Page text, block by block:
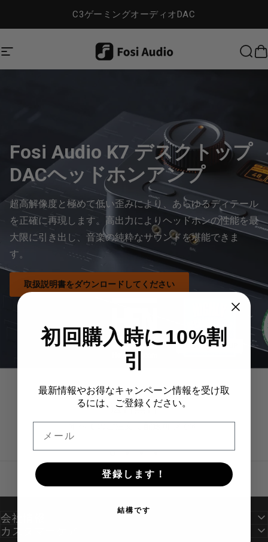
C3ゲーミングオーディオDAC
サイトナビゲーションDig Audio 検索
Fosi Audio K7 デスクトップ
DACヘッドホンアンプ
超高解像度と極めて低い歪みにより、あらゆるディテール
を正確に再現します。高出力によりヘッドホンの性能を最
大限に引き出し、音楽の純粋なサウンドを堪能できま
す。
取扱説明書をダウンロードしてください
送料無料
すべてのご注文で配送可能です
会社情報
カスタマーケア
初回購入時に10%割
引
最新情報やお得なキャンペーン情報を受け取
るには、ご登録ください。
登録します！
結構です